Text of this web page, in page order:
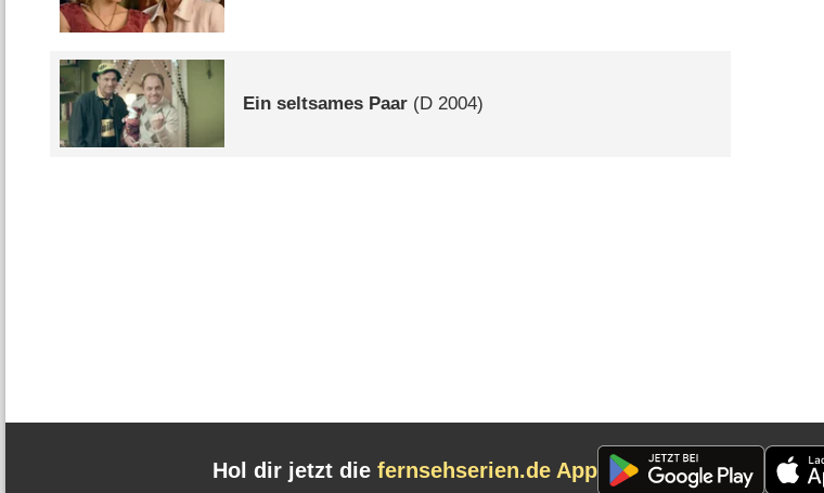
Ein seltsames Paar (D 2004)
Hol dir jetzt die fernsehserien.de App